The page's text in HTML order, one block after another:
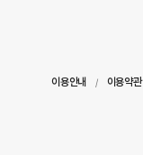
이용안내 / 이용약관